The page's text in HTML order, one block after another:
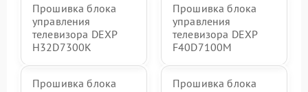
Прошивка блока
управления
телевизора DEXP
H32D7300K
Прошивка блока
управления
телевизора DEXP
F40D7100M
Прошивка блока
Прошивка блока